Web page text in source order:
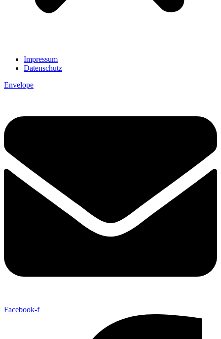
Impressum
Datenschutz
Envelope
Facebook-f